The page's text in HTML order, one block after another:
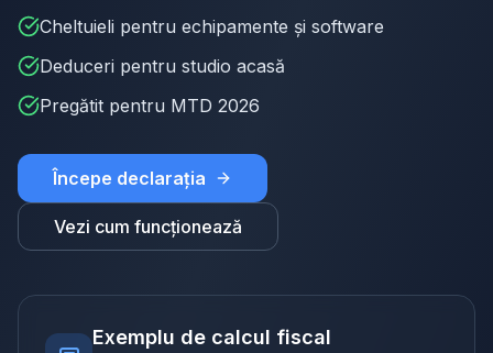
Cheltuieli pentru echipamente și software
Deduceri pentru studio acasă
Pregătit pentru MTD 2026
Începe declarația
Vezi cum funcționează
Exemplu de calcul fiscal